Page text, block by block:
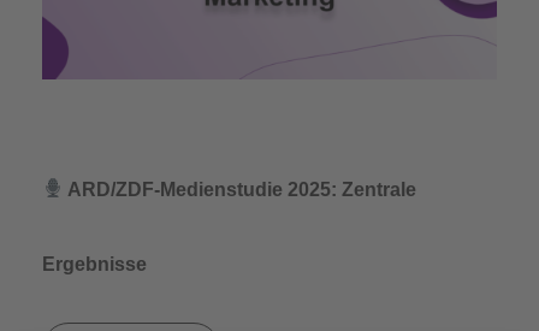
ARD/ZDF-Medienstudie 2025: Zentrale
Ergebnisse